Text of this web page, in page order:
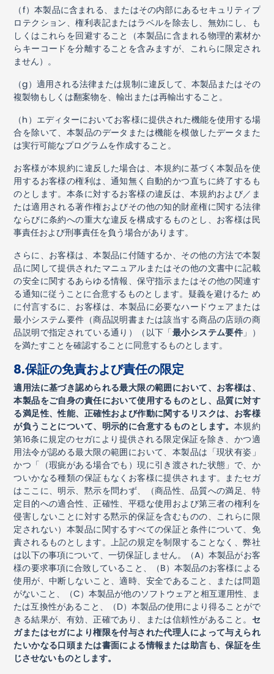
（f）本製品に含まれる、またはその内部にあるセキュリティプ
ロテクション、権利表記またはラベルを除去し、無効にし、も
しくはこれらを回避すること（本製品に含まれる物理的素材か
らキーコードを分離することを含みますが、これらに限定され
ません）。
（g）適用される法律または規制に違反して、本製品またはその
複製物もしくは翻案物を、輸出または再輸出すること。
（h ）エディターにおいてお客様に提供された機能を使用する場
合を除いて、本製品のデータまたは機能を模倣したデータまた
は実行可能なプログラムを作成すること。
お客様が本規約に違反した場合は、本規約に基づく本製品を使
用するお客様の権利は、通知無く自動的かつ直ちに終了するも
のとします。本条に対するお客様の違反は、本規約および／ま
たは適用される著作権およびその他の知的財産権に関する法律
ならびに条約への重大な違反を構成するものとし、お客様は民
事責任および刑事責任を負う場合があります。
さらに、お客様は、本製品に付随するか、その他の方法で本製
品に関して提供されたマニュアルまたはその他の文書中に記載
の安全に関するあらゆる情報、保守指示またはその他の関連す
る通知に従うことに合意するものとします。疑義を避けるた め
に付言するに、お客様は、本製品に必要なハードウェアまたは
最小システム要件（商品説明書または該当する商品の店頭の商
品説明で指定されている通り）（以下「最小システム要件」）
を満たすことを確認することに同意するものとします。
8.保証の免責および責任の限定
適用法に基づき認められる最大限の範囲において、お客様は、
本製品をご自身の責任において使用するものとし、品質に対す
る満足性、性能、正確性および作動に関するリスクは、お客様
が負うことについて、明示的に合意するものとします。 本規約
第16条に規定のセガにより提供される限定保証を除き、かつ適
用法令が認める最大限の範囲において、本製品は「現状有姿」
かつ「（瑕疵がある場合でも）現に引き渡された状態」で、か
ついかなる種類の保証もなくお客様に提供されます。またセガ
はここに、明示、黙示を問わず、（商品性、品質への満足、特
定目的への適合性、正確性、平穏な使用および第三者の権利を
侵害しないことに対する黙示的保証を含むものの、これらに限
定されない）本製品に関するすべての保証と条件について、免
責されるものとします。上記の規定を制限することなく、弊社
は以下の事項について、一切保証しません。（A）本製品がお客
様の要求事項に合致していること、（B）本製品のお客様による
使用が、中断しないこと、適時、安全であること、または問題
がないこと、（C）本製品が他のソフトウェアと相互運用性、ま
たは互換性があること、（D）本製品の使用により得ることがで
きる結果が、有効、正確であり、または信頼性があること。 セ
ガまたはセガにより権限を付与された代理人によって与えられ
たいかなる口頭または書面による情報または助言も、保証を生
じさせないものとします。